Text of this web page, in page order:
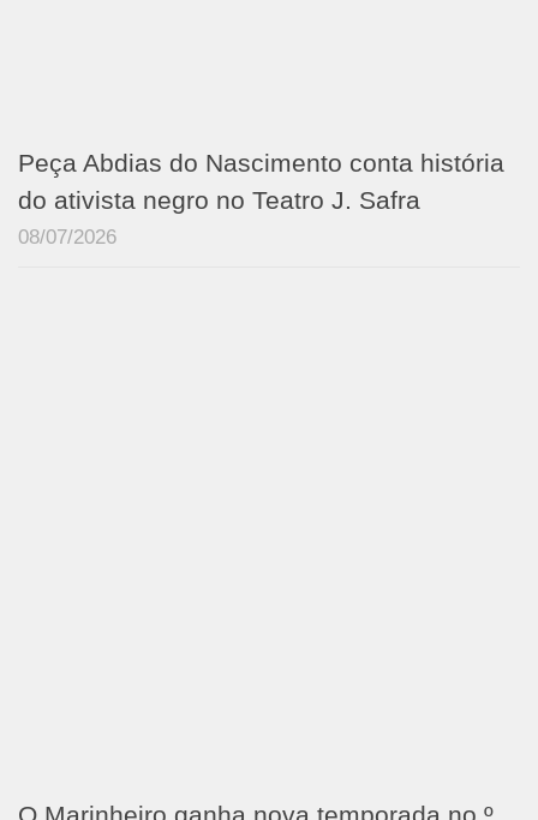
Peça Abdias do Nascimento conta história
do ativista negro no Teatro J. Safra
08/07/2026